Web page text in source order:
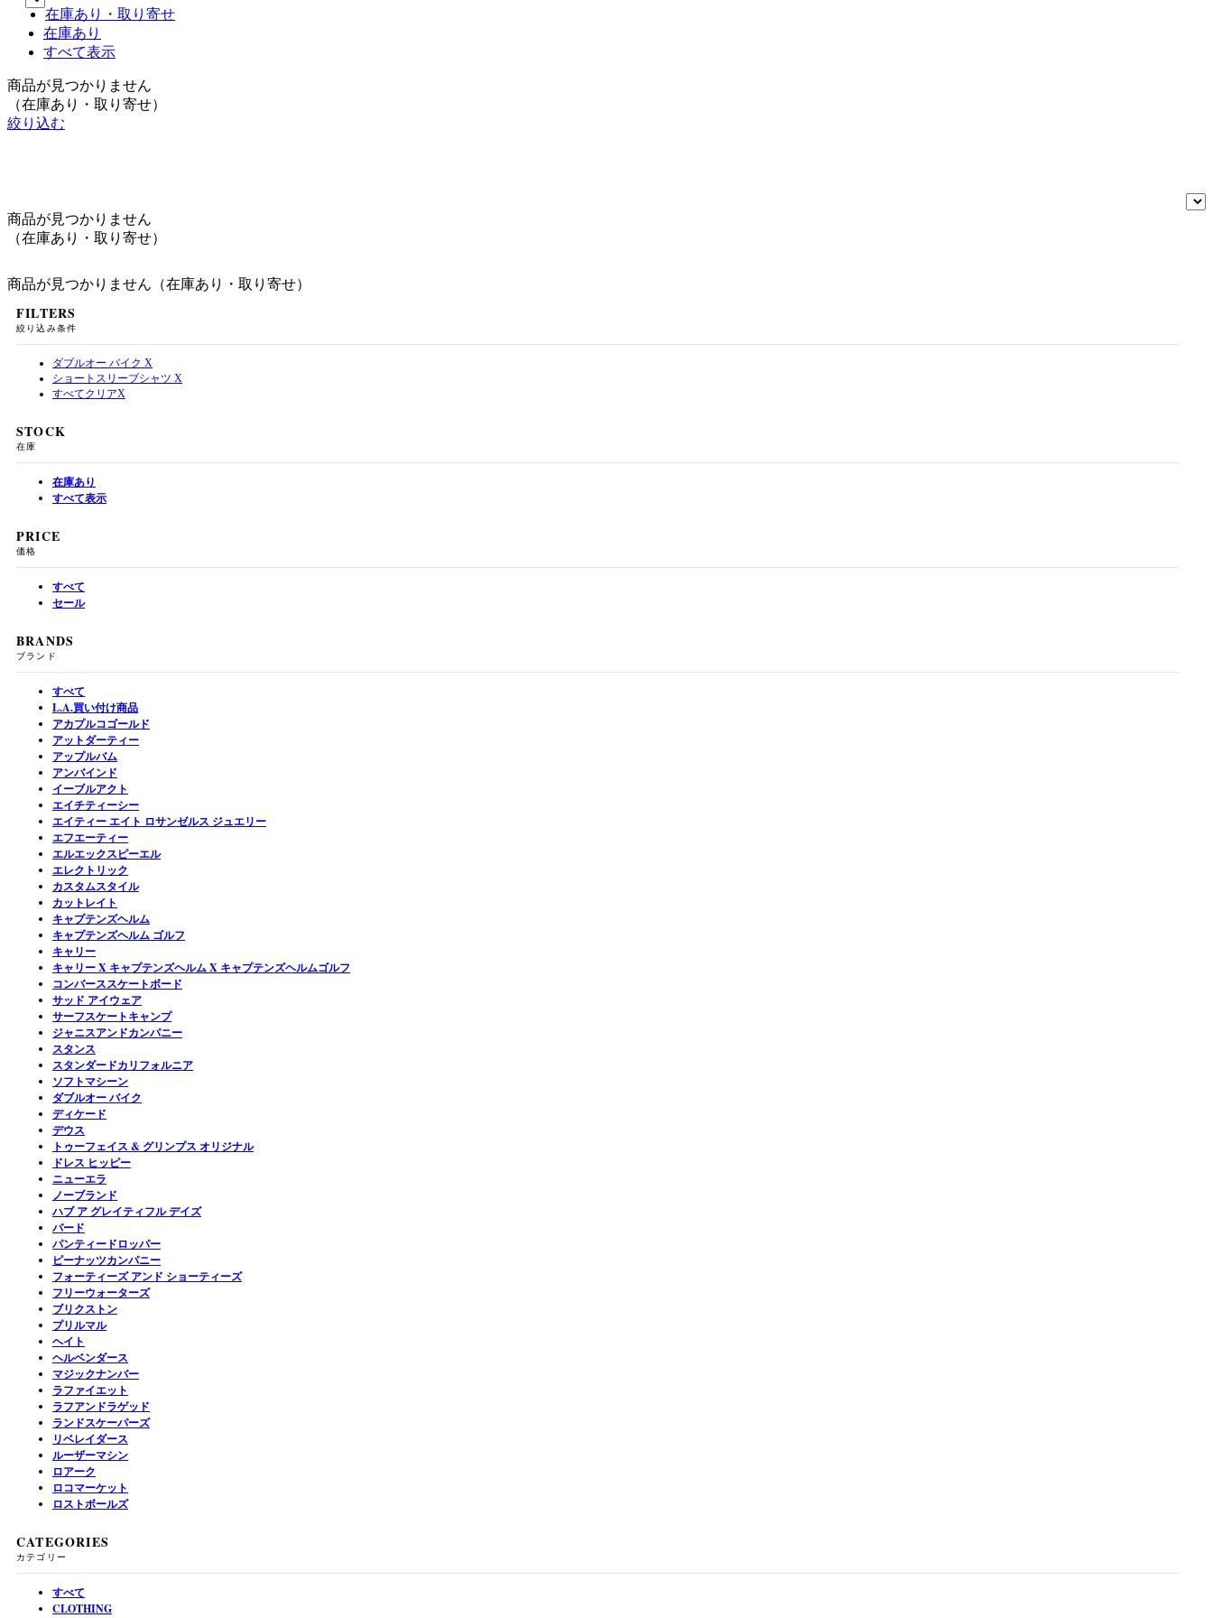
在庫あり・取り寄せ
在庫あり
すべて表示
商品が見つかりません
（在庫あり・取り寄せ）
絞り込む
商品が見つかりません
（在庫あり・取り寄せ）
商品が見つかりません（在庫あり・取り寄せ）
FILTERS
絞り込み条件
ダブルオー バイク X
ショートスリーブシャツ X
すべてクリアX
STOCK
在庫
在庫あり
すべて表示
PRICE
価格
すべて
セール
BRANDS
ブランド
すべて
L.A.買い付け商品
アカプルコゴールド
アットダーティー
アップルバム
アンバインド
イーブルアクト
エイチティーシー
エイティー エイト ロサンゼルス ジュエリー
エフエーティー
エルエックスピーエル
エレクトリック
カスタムスタイル
カットレイト
キャプテンズヘルム
キャプテンズヘルム ゴルフ
キャリー
キャリー X キャプテンズヘルム X キャプテンズヘルムゴルフ
コンバーススケートボード
サッド アイウェア
サーフスケートキャンプ
ジャニスアンドカンパニー
スタンス
スタンダードカリフォルニア
ソフトマシーン
ダブルオー バイク
ディケード
デウス
トゥーフェイス & グリンプス オリジナル
ドレス ヒッピー
ニューエラ
ノーブランド
ハブ ア グレイティフル デイズ
バード
パンティードロッパー
ピーナッツカンパニー
フォーティーズ アンド ショーティーズ
フリーウォーターズ
ブリクストン
プリルマル
ヘイト
ヘルベンダース
マジックナンバー
ラファイエット
ラフアンドラゲッド
ランドスケーパーズ
リベレイダース
ルーザーマシン
ロアーク
ロコマーケット
ロストボールズ
CATEGORIES
カテゴリー
すべて
CLOTHING